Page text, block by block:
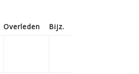
Overleden Bijz.